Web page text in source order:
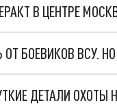
В ЦЕНТРЕ
БОЕВИКОВ ВСУ.